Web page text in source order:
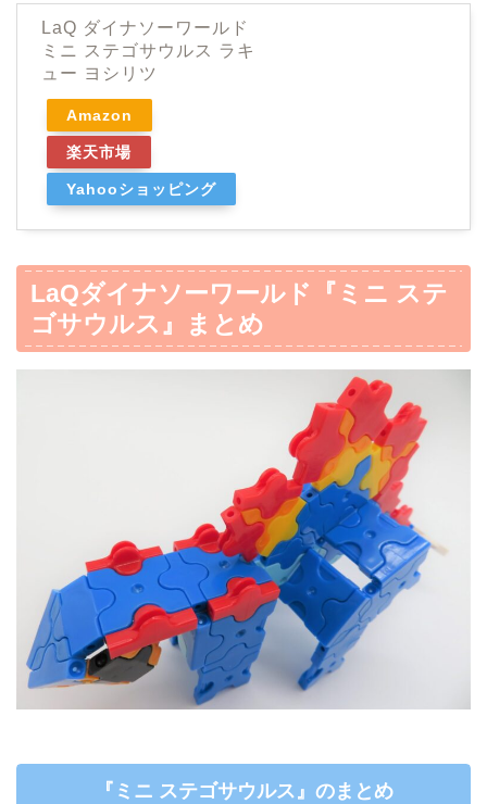
LaQ ダイナソーワールド
ミニ ステゴサウルス ラキ
ュー ヨシリツ
Amazon
楽天市場
Yahooショッピング
LaQダイナソーワールド『ミニ ステ
ゴサウルス』
まとめ
『ミニ ステゴサウルス』 のまとめ